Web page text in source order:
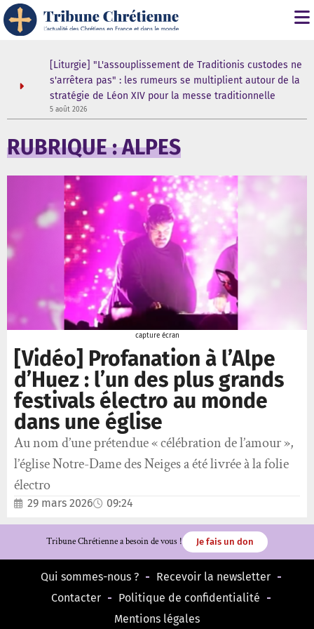
[Liturgie] "L'assouplissement de Traditionis custodes ne
s'arrêtera pas" : les rumeurs se multiplient autour de la
stratégie de Léon XIV pour la messe traditionnelle
5 août 2026
RUBRIQUE : ALPES
capture écran
[Vidéo] Profanation à l’Alpe
d’Huez : l’un des plus grands
festivals électro au monde
dans une église
Au nom d’une prétendue « célébration de l’amour »,
l’église Notre-Dame des Neiges a été livrée à la folie
électro
29 mars 2026 09:24
Tribune Chrétienne a besoin de vous ! Je fais un don
Qui sommes-nous ?
Recevoir la newsletter
Contacter
Politique de confidentialité
Mentions légales